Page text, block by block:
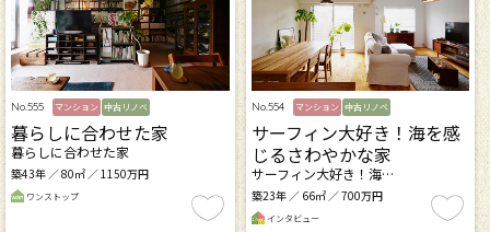
No.555 マンション 中古リノベ
暮らしに合わせた家
暮らしに合わせた家
築43年 ／ 80㎡ ／ 1150万円
ワンストップ
No.554 マンション 中古リノベ
サーフィン大好き！海を感
じるさわやかな家
サーフィン大好き！海…
築23年 ／ 66㎡ ／ 700万円
インタビュー